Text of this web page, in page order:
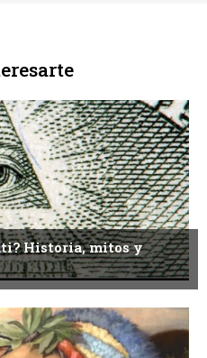
Historia, mitos y